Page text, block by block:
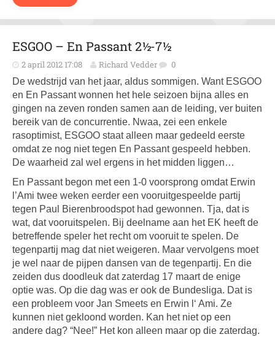
ESGOO – En Passant 2½-7½
2 april 2012 17:08 Richard Vedder 0
De wedstrijd van het jaar, aldus sommigen. Want ESGOO
en En Passant wonnen het hele seizoen bijna alles en
gingen na zeven ronden samen aan de leiding, ver buiten
bereik van de concurrentie. Nwaa, zei een enkele
rasoptimist, ESGOO staat alleen maar gedeeld eerste
omdat ze nog niet tegen En Passant gespeeld hebben.
De waarheid zal wel ergens in het midden liggen…
En Passant begon met een 1-0 voorsprong omdat Erwin
l’Ami twee weken eerder een vooruitgespeelde partij
tegen Paul Bierenbroodspot had gewonnen. Tja, dat is
wat, dat vooruitspelen. Bij deelname aan het EK heeft de
betreffende speler het recht om vooruit te spelen. De
tegenpartij mag dat niet weigeren. Maar vervolgens moet
je wel naar de pijpen dansen van de tegenpartij. En die
zeiden dus doodleuk dat zaterdag 17 maart de enige
optie was. Op die dag was er ook de Bundesliga. Dat is
een probleem voor Jan Smeets en Erwin l‘ Ami. Ze
kunnen niet gekloond worden. Kan het niet op een
andere dag? “Nee!” Het kon alleen maar op die zaterdag.